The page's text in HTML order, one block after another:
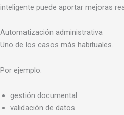
inteligente puede aportar mejoras
Automatización administrativa
Uno de los casos más habituales.
Por ejemplo:
gestión documental
validación de datos